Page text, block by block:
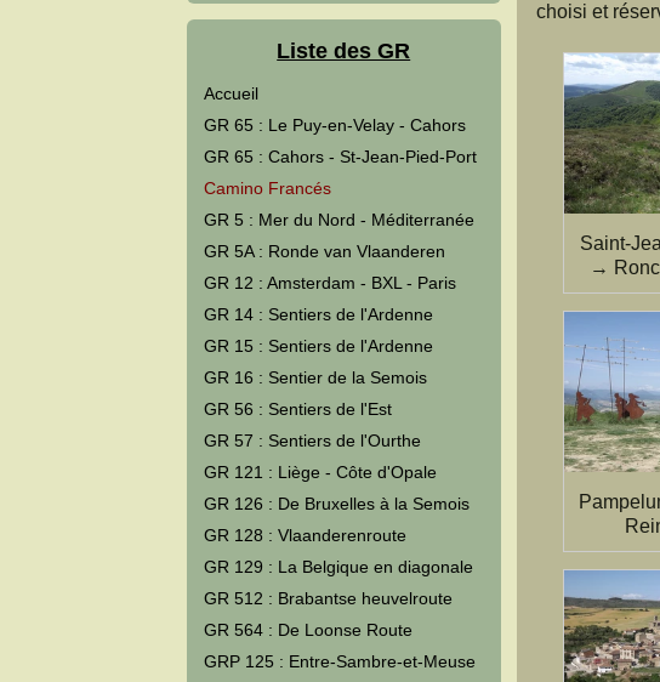
Liste des GR
Accueil
GR 65 : Le Puy-en-Velay - Cahors
GR 65 : Cahors - St-Jean-Pied-Port
Camino Francés
GR 5 : Mer du Nord - Méditerranée
GR 5A : Ronde van Vlaanderen
GR 12 : Amsterdam - BXL - Paris
GR 14 : Sentiers de l'Ardenne
GR 15 : Sentiers de l'Ardenne
GR 16 : Sentier de la Semois
GR 56 : Sentiers de l'Est
GR 57 : Sentiers de l'Ourthe
GR 121 : Liège - Côte d'Opale
GR 126 : De Bruxelles à la Semois
GR 128 : Vlaanderenroute
GR 129 : La Belgique en diagonale
GR 512 : Brabantse heuvelroute
GR 564 : De Loonse Route
GRP 125 : Entre-Sambre-et-Meuse
choisi et
Saint-
→